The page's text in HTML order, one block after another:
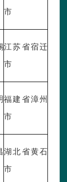
市
江苏省宿迁
市
福建省漳州
市
湖北省黄石
市